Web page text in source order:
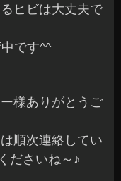
ヒビは大丈夫で
です^^
様ありがとうご
順次連絡してい
ださいね～♪